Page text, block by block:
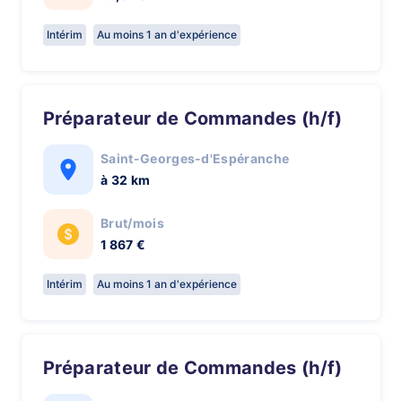
Intérim Au moins 1 an d'expérience
Préparateur de Commandes (h/f)
Saint-Georges-d'Espéranche
à 32 km
Brut/mois
1 867 €
Intérim Au moins 1 an d'expérience
Préparateur de Commandes (h/f)